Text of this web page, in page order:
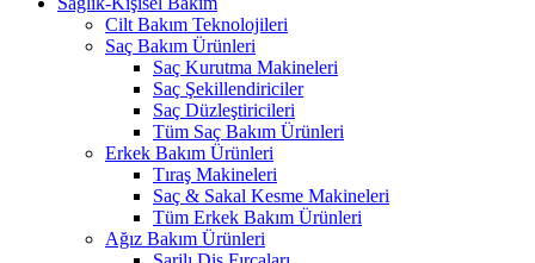
Cilt Bakım Teknolojileri
Saç Bakım Ürünleri
Saç Kurutma Makineleri
Saç Şekillendiriciler
Saç Düzleştiricileri
Tüm Saç Bakım Ürünleri
Erkek Bakım Ürünleri
Tıraş Makineleri
Saç & Sakal Kesme Makineleri
Tüm Erkek Bakım Ürünleri
Ağız Bakım Ürünleri